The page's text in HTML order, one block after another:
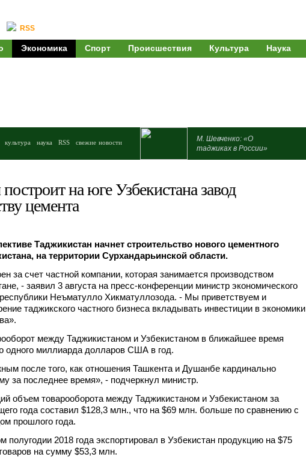
RSS
Экономика Спорт Происшествия Культура Наука
культура наука RSS свежие новости
М. Шевченко: «О
таджиках в России»
на юге Узбекистана завод
цемента
Таджикистан начнет строительство нового цементного
на территории Сурхандарьинской области.
за счет частной компании, которая занимается производством
- заявил 3 августа на пресс-конференции министр экономического
республики Неъматулло Хикматуллозода. - Мы приветствуем и
таджикского частного бизнеса вкладывать инвестиции в экономики
между Таджикистаном и Узбекистаном в ближайшее время
одного миллиарда долларов США в год.
после того, как отношения Ташкента и Душанбе кардинально
за последнее время», - подчеркнул министр.
объем товарооборота между Таджикистаном и Узбекистаном за
года составил $128,3 млн., что на $69 млн. больше по сравнению с
прошлого года.
полугодии 2018 года экспортировал в Узбекистан продукцию на $75
на сумму $53,3 млн.